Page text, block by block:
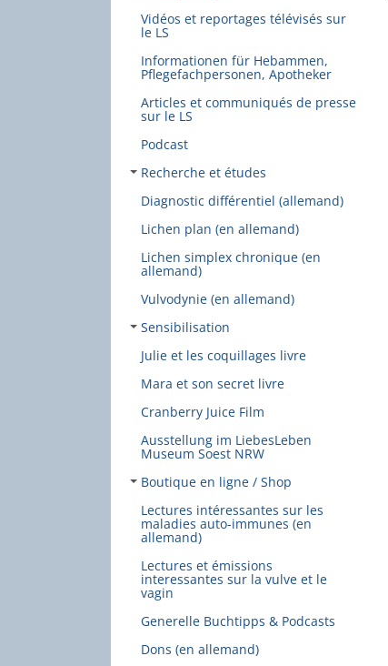
Vidéos et reportages télévisés sur
le LS
Informationen für Hebammen,
Pflegefachpersonen, Apotheker
Articles et communiqués de presse
sur le LS
Podcast
Recherche et études
Diagnostic différentiel (allemand)
Lichen plan (en allemand)
Lichen simplex chronique (en
allemand)
Vulvodynie (en allemand)
Sensibilisation
Julie et les coquillages livre
Mara et son secret livre
Cranberry Juice Film
Ausstellung im LiebesLeben
Museum Soest NRW
Boutique en ligne / Shop
Lectures intéressantes sur les
maladies auto-immunes (en
allemand)
Lectures et émissions
interessantes sur la vulve et le
vagin
Generelle Buchtipps & Podcasts
Dons (en allemand)